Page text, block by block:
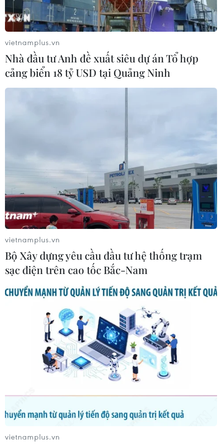
Thành lập Hiệp hội Nhà sản xuất thân
thiện môi trường Việt Nam
kế” vì sự phát triển bền vững của đất nước.
Kiên định con đường phát triển "xanh" vì
tương lai bền vững
16/03/2022 02:49
Việt Nam xác định phát triển kinh tế-xã hội đi đôi với
bảo vệ môi trường, sử dụng tiết kiệm, hiệu quả tài
nguyên đã trở thành xu thế chủ đạo, yêu cầu sống còn
trên con đường phát triển của dân tộc.
vietnamplus.vn
Nhà đầu tư Anh đề xuất siêu dự án Tổ hợp
cảng biển 18 tỷ USD tại Quảng Ninh
vietnamplus.vn
Bộ Xây dựng yêu cầu đầu tư hệ thống trạm
sạc điện trên cao tốc Bắc-Nam
vietnamplus.vn